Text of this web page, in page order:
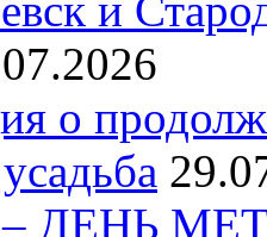
о
ДЕНЬ